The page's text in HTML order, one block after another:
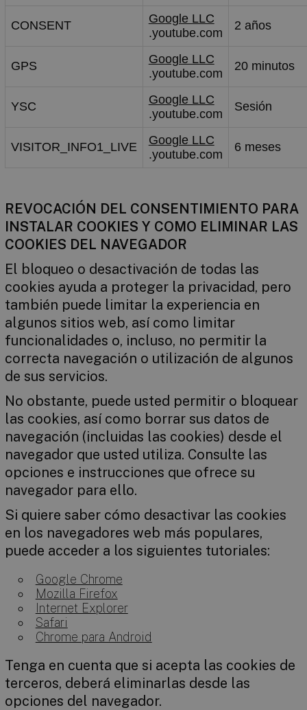
CONSENT
Google LLC
.youtube.com
2 años
GPS
Google LLC
.youtube.com
20 minutos
YSC
Google LLC
.youtube.com
Sesión
VISITOR_INFO1_LIVE
Google LLC
.youtube.com
6 meses
REVOCACIÓN DEL CONSENTIMIENTO PARA
INSTALAR COOKIES Y COMO ELIMINAR LAS
COOKIES DEL NAVEGADOR
El bloqueo o desactivación de todas las
cookies ayuda a proteger la privacidad, pero
también puede limitar la experiencia en
algunos sitios web, así como limitar
funcionalidades o, incluso, no permitir la
correcta navegación o utilización de algunos
de sus servicios.
No obstante, puede usted permitir o bloquear
las cookies, así como borrar sus datos de
navegación (incluidas las cookies) desde el
navegador que usted utiliza. Consulte las
opciones e instrucciones que ofrece su
navegador para ello.
Si quiere saber cómo desactivar las cookies
en los navegadores web más populares,
puede acceder a los siguientes tutoriales:
Google Chrome
Mozilla Firefox
Internet Explorer
Safari
Chrome para Android
Tenga en cuenta que si acepta las cookies de
terceros, deberá eliminarlas desde las
opciones del navegador.